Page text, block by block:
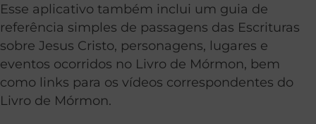
Esse aplicativo também inclui um guia de
referência simples de passagens das Escrituras
sobre Jesus Cristo, personagens, lugares e
eventos ocorridos no Livro de Mórmon, bem
como links para os vídeos correspondentes do
Livro de Mórmon.